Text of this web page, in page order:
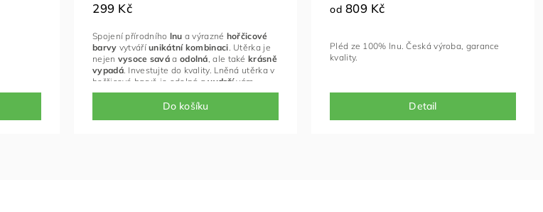
299 Kč
Do košíku
Spojení přírodního lnu a výrazné hořčicové
barvy vytváříunikátní kombinaci. Utěrka je
nejen vysoce savá a odolná, ale takékrásně
vypadá. Investujte do kvality. Lněná utěrka v
hořčicové barvě je odolná avydržívám
dlouhá léta. Je to ekologická alternativa k
jednorázovým utěrkám.
od 809 Kč
Detail
Pléd ze 100% lnu. Česká výroba, garance
kvality.